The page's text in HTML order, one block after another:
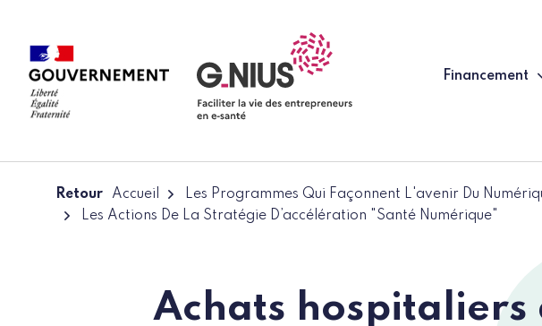
Financement
Retour Accueil Les Programmes Qui Façonnent L'avenir Du
Les Actions De La Stratégie D’accélération "Santé Numérique"
Achats hospitaliers